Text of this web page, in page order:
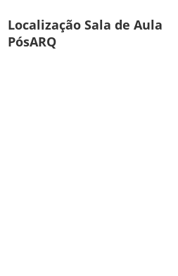
Localização Sala de Aula
PósARQ